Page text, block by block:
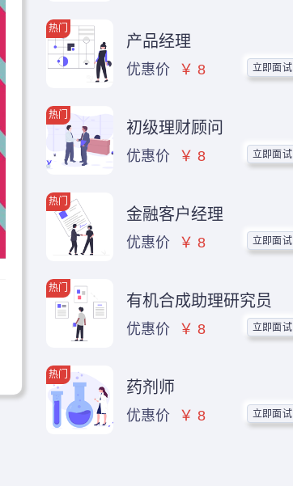
热门
产品经理
优惠价 ￥ 8 立即面试
热门
初级理财顾问
优惠价 ￥ 8 立即面试
热门
金融客户经理
优惠价 ￥ 8 立即面试
热门
有机合成助理研究员
优惠价 ￥ 8 立即面试
热门
药剂师
优惠价 ￥ 8 立即面试